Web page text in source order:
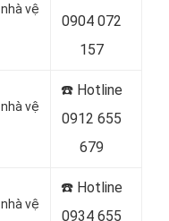
vệ
0904 072
157
vệ
☎️ Hotline
0912 655
679
vệ
☎️ Hotline
0934 655